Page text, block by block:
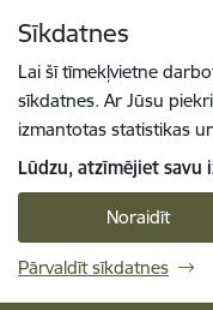
Sīkdatnes
Lai šī tīmekļvietne
sīkdatnes. Ar Jūsu
izmantotas statistikas
Lūdzu, atzīmējiet savu
Noraidīt
Pārvaldīt sīkdatnes